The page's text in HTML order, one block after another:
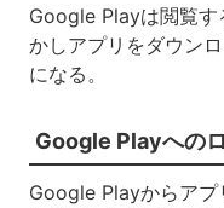
Google Playは閲覧す
かしアプリをダウン
になる。
Google Playへの
Google Playからアプ